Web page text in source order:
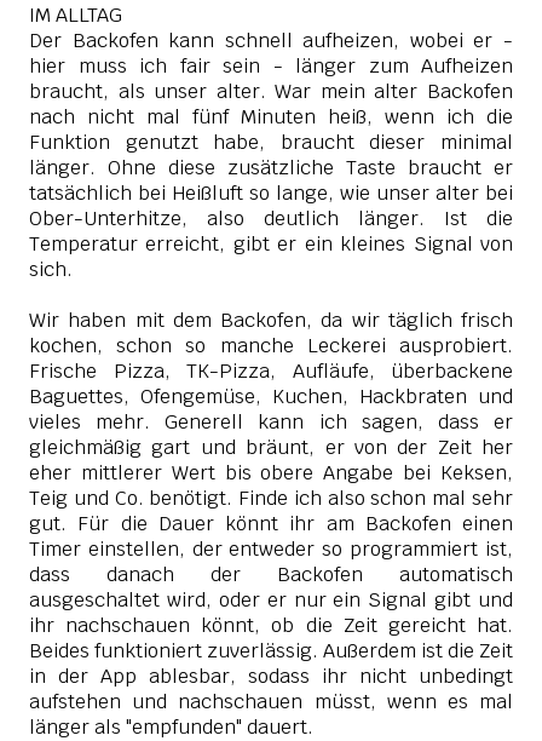
IM ALLTAG
Der Backofen kann schnell aufheizen, wobei er -
hier muss ich fair sein - länger zum Aufheizen
braucht, als unser alter. War mein alter Backofen
nach nicht mal fünf Minuten heiß, wenn ich die
Funktion genutzt habe, braucht dieser minimal
länger. Ohne diese zusätzliche Taste braucht er
tatsächlich bei Heißluft so lange, wie unser alter bei
Ober-Unterhitze, also deutlich länger. Ist die
Temperatur erreicht, gibt er ein kleines Signal von
sich.
Wir haben mit dem Backofen, da wir täglich frisch
kochen, schon so manche Leckerei ausprobiert.
Frische Pizza, TK-Pizza, Aufläufe, überbackene
Baguettes, Ofengemüse, Kuchen, Hackbraten und
vieles mehr. Generell kann ich sagen, dass er
gleichmäßig gart und bräunt, er von der Zeit her
eher mittlerer Wert bis obere Angabe bei Keksen,
Teig und Co. benötigt. Finde ich also schon mal sehr
gut. Für die Dauer könnt ihr am Backofen einen
Timer einstellen, der entweder so programmiert ist,
dass danach der Backofen automatisch
ausgeschaltet wird, oder er nur ein Signal gibt und
ihr nachschauen könnt, ob die Zeit gereicht hat.
Beides funktioniert zuverlässig. Außerdem ist die Zeit
in der App ablesbar, sodass ihr nicht unbedingt
aufstehen und nachschauen müsst, wenn es mal
länger als "empfunden" dauert.